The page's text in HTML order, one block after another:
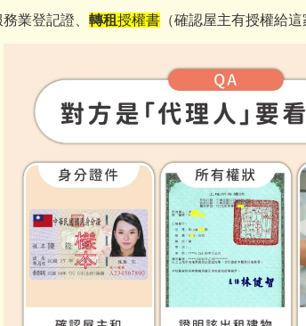
業登記證、 轉租授權書 （確認屋主有授權給